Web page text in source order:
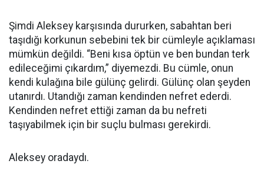
Şimdi Aleksey karşısında dururken, sabahtan beri
taşıdığı korkunun sebebini tek bir cümleyle açıklaması
mümkün değildi. “Beni kısa öptün ve ben bundan terk
edileceğimi çıkardım,” diyemezdi. Bu cümle, onun
kendi kulağına bile gülünç gelirdi. Gülünç olan şeyden
utanırdı. Utandığı zaman kendinden nefret ederdi.
Kendinden nefret ettiği zaman da bu nefreti
taşıyabilmek için bir suçlu bulması gerekirdi.
Aleksey oradaydı.